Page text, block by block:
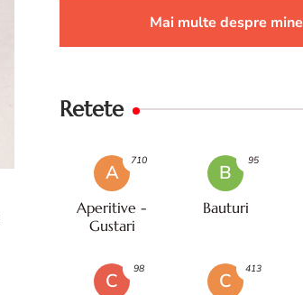
Mai multe despre mine
Retete
A
Aperitive -
Gustari
710
B
Bauturi
95
C
98
C
413